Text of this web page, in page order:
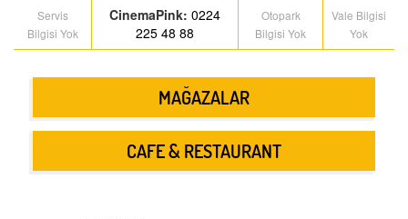
Servis
Bilgisi Yok
CinemaPink: 0224
225 48 88
Otopark
Bilgisi Yok
Vale Bilgisi
Yok
MAĞAZALAR
CAFE & RESTAURANT